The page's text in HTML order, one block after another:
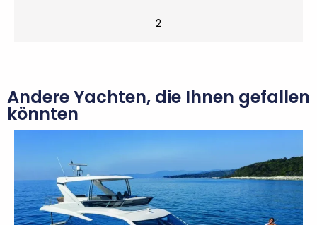
2
Andere Yachten, die Ihnen gefallen
könnten